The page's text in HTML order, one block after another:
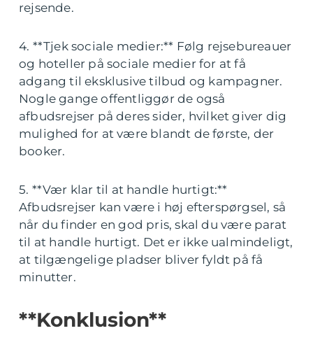
rejsende.
4. **Tjek sociale medier:** Følg rejsebureauer
og hoteller på sociale medier for at få
adgang til eksklusive tilbud og kampagner.
Nogle gange offentliggør de også
afbudsrejser på deres sider, hvilket giver dig
mulighed for at være blandt de første, der
booker.
5. **Vær klar til at handle hurtigt:**
Afbudsrejser kan være i høj efterspørgsel, så
når du finder en god pris, skal du være parat
til at handle hurtigt. Det er ikke ualmindeligt,
at tilgængelige pladser bliver fyldt på få
minutter.
**Konklusion**